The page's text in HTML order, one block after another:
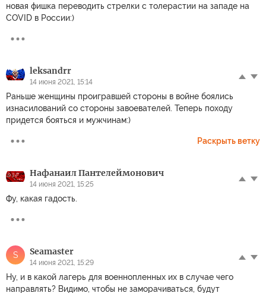
новая фишка переводить стрелки с толерастии на западе на
COVID в России:)
leksandrr
14 июня 2021, 15:14
Раньше женщины проигравшей стороны в войне боялись
изнасилований со стороны завоевателей. Теперь походу
придется бояться и мужчинам:)
Раскрыть ветку
Нафанаил Пантелеймонович
14 июня 2021, 15:25
Фу, какая гадость.
S Seamaster
14 июня 2021, 15:29
Ну, и в какой лагерь для военнопленных их в случае чего
направлять? Видимо, чтобы не заморачиваться, будут